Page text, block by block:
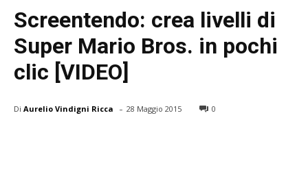
Screentendo: crea livelli di
Super Mario Bros. in pochi
clic [VIDEO]
Di Aurelio Vindigni Ricca - 28 Maggio 2015 0